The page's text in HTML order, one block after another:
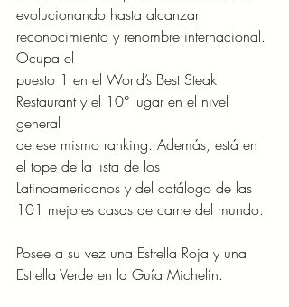
evolucionando hasta alcanzar
reconocimiento y renombre internacional.
Ocupa el
puesto 1 en el World’s Best Steak
Restaurant y el 10° lugar en el nivel
general
de ese mismo ranking. Además, está en
el tope de la lista de los
Latinoamericanos y del catálogo de las
101 mejores casas de carne del mundo.
Posee a su vez una Estrella Roja y una
Estrella Verde en la Guía Michelín.